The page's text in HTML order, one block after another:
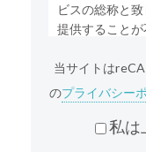
ビスの総称と
提供すること
弊社は、個人
切な管理を行
あると共に、
ります。弊社
当サイトは
のプライバシー
私は